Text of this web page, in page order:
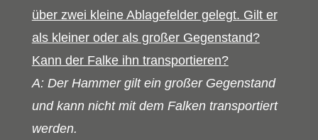
über zwei kleine Ablagefelder gelegt. Gilt er
als kleiner oder als großer Gegenstand?
Kann der Falke ihn transportieren?
A: Der Hammer gilt ein großer Gegenstand
und kann nicht mit dem Falken transportiert
werden.